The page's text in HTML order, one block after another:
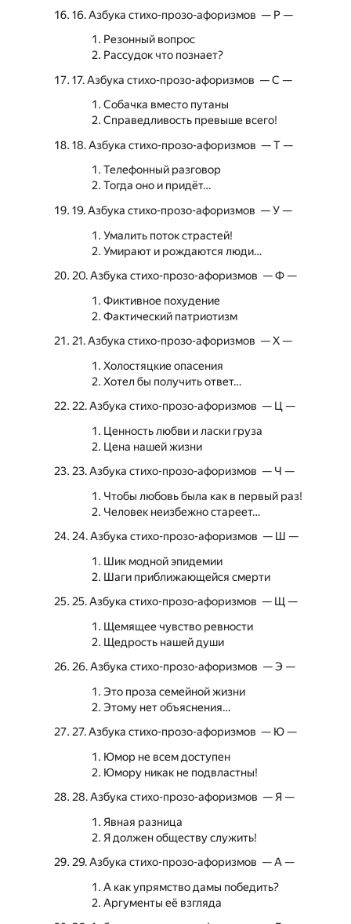
16. Азбука стихо-прозо-афоризмов — Р —
Резонный вопрос
Рассудок что познает?
17. Азбука стихо-прозо-афоризмов — С —
Собачка вместо путаны
Справедливость превыше всего!
18. Азбука стихо-прозо-афоризмов — Т —
Телефонный разговор
Тогда оно и придёт…
19. Азбука стихо-прозо-афоризмов — У —
Умалить поток страстей!
Умирают и рождаются люди…
20. Азбука стихо-прозо-афоризмов — Ф —
Фиктивное похудение
Фактический патриотизм
21. Азбука стихо-прозо-афоризмов — Х —
Холостяцкие опасения
Хотел бы получить ответ…
22. Азбука стихо-прозо-афоризмов — Ц —
Ценность любви и ласки груза
Цена нашей жизни
23. Азбука стихо-прозо-афоризмов — Ч —
Чтобы любовь была как в первый раз!
Человек неизбежно стареет…
24. Азбука стихо-прозо-афоризмов — Ш —
Шик модной эпидемии
Шаги приближающейся смерти
25. Азбука стихо-прозо-афоризмов — Щ —
Щемящее чувство ревности
Щедрость нашей души
26. Азбука стихо-прозо-афоризмов — Э —
Это проза семейной жизни
Этому нет объяснения…
27. Азбука стихо-прозо-афоризмов — Ю —
Юмор не всем доступен
Юмору никак не подвластны!
28. Азбука стихо-прозо-афоризмов — Я —
Явная разница
Я должен обществу служить!
29. Азбука стихо-прозо-афоризмов — А —
А как упрямство дамы победить?
Аргументы её взгляда